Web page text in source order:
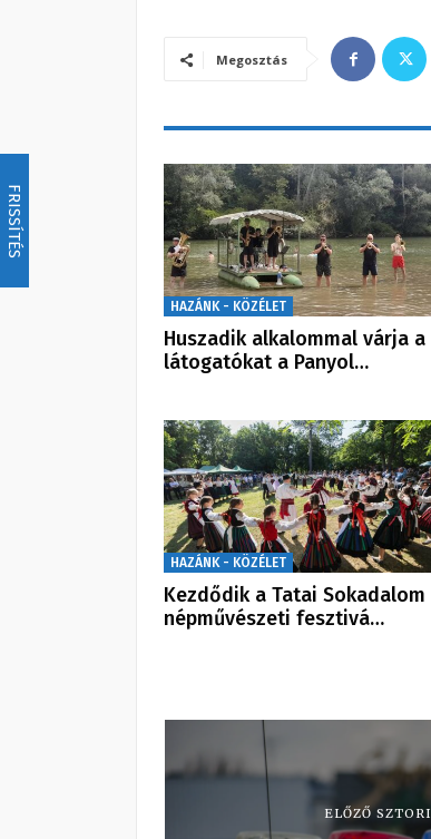
FRISSÍTÉS
Megosztás
HAZÁNK - KÖZÉLET
Huszadik alkalommal várja a
látogatókat a Panyol…
HAZÁNK - KÖZÉLET
Kezdődik a Tatai Sokadalom
népművészeti fesztivá…
ELŐZŐ SZTORI